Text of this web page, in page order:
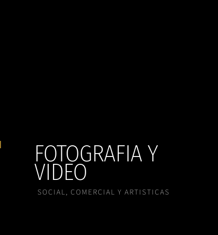
FOTOGRAFIA Y
VIDEO
SOCIAL, COMERCIAL Y ARTISTICAS